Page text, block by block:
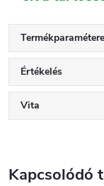
Értékelés
Vita
Kapcsolódó